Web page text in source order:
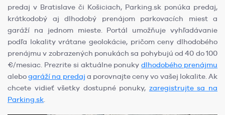
predaj v Bratislave či Košiciach, Parking.sk ponúka predaj,
krátkodobý aj dlhodobý prenájom parkovacích miest a
garáží na jednom mieste. Portál umožňuje vyhľadávanie
podľa lokality vrátane geolokácie, pričom ceny dlhodobého
prenájmu v zobrazených ponukách sa pohybujú od 40 do 100
€/mesiac. Prezrite si aktuálne ponukydlhodobého prenájmu
alebogaráží na predaj a porovnajte ceny vo vašej lokalite. Ak
chcete vidieť všetky dostupné ponuky, zaregistrujte sa na
Parking.sk